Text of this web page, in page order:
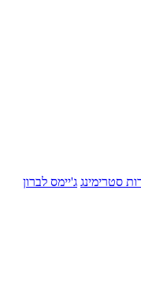
סטרימינג ג'יימס לברון